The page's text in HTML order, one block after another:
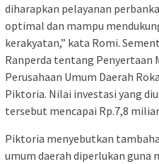
diharapkan pelayanan
optimal dan mampu
kerakyatan,” kata Romi.
Ranperda tentang Penyertaan
Perusahaan Umum Daerah
Piktoria. Nilai investasi yang
tersebut mencapai Rp.7,8
Piktoria menyebutkan
umum daerah diperlukan guna